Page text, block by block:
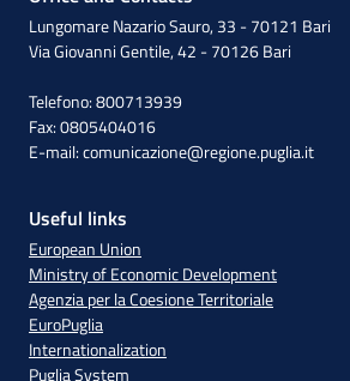
Lungomare Nazario Sauro, 33 - 70121 Bari
Via Giovanni Gentile, 42 - 70126 Bari
Telefono: 800713939
Fax: 0805404016
E-mail:comunicazione@regione.puglia.it
Useful links
European Union
Ministry of Economic Development
Agenzia per la Coesione Territoriale
EuroPuglia
Internationalization
Puglia System